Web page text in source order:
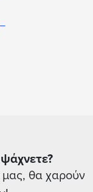
μας, θα χαρούν